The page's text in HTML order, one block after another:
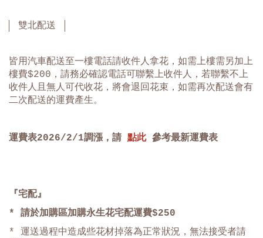
雙北配送
皆用汽車配送至一樓電話請收件人拿花，如需上樓需另加上
樓費$200，請務必確認電話可聯繫上收件人，若聯繫不上
收件人且無人可代收花，將會退回花束，如需再次配送會有
二次配送的運費產生。
運費表2026/2/1調漲，請 點此 參考最新運費表
『宅配』
* 請於加購區加購永生花宅配運費$250
* 運送過程中造成些花材掉落為正常狀況，無法接受者請